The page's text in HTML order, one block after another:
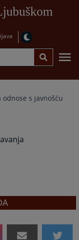
odnose s javnošću